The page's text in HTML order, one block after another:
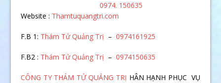
0974. 150635
Website : Thamtuquangtri.com
F.B 1: Thám Tử Quảng Trị –0974161925
F.B2 : Thám Tử Quảng Trị –0974150635
CÔNG TY THÁM TỬ QUẢNG TRỊ HÂN HẠNH PHỤC VỤ